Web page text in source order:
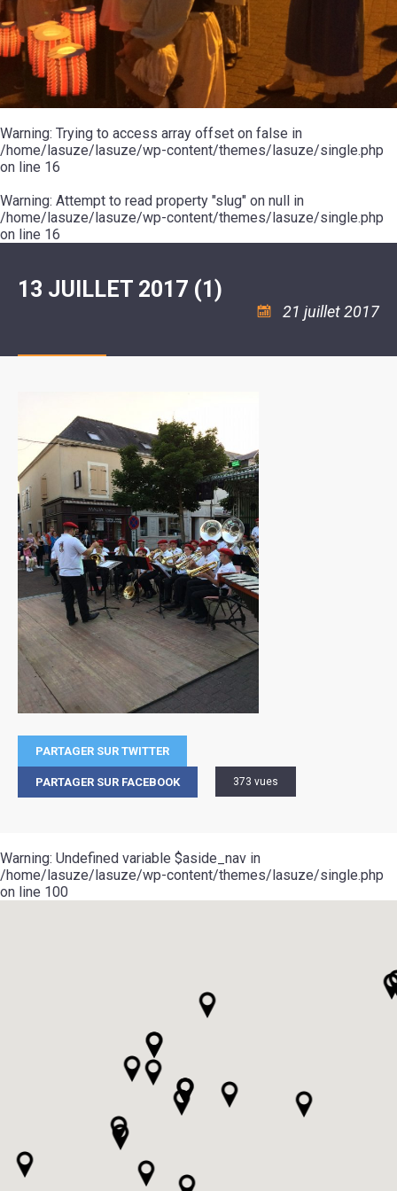
20ÈME
SIÈCLE
RÉUNIONS
DU
CONSEIL
MUNICIPAL
ARRÊTÉS
DÉCISIONS
DU
MAIRE
MOT
DE
LA
MINORITÉ
LES
ÉCOLES
/
LE
COLLÈGE
ESPACE
JEUNES
11
18
:
ASSOCIATION
COULÉE
DOUCE
ENVIRONNEMENT
L'EAU
ET
L'ASSAINISSEMENT
LA
RÉSIDENCE
AUTONOMIE
LE
CCAS
LA
POLICE
SÉCURITÉ
/
RISQUES
MAJEURS
DE
MUSIQUE
L'ÉCOLE
COMMUNAUTAIRE
DE
DANSE
LA
PISCINE
ASSOCIATIONS
VOIE
VERTE
VISITES
ET
DÉCOUVERTES
RANDONNÉES
LE
POUR
CAMPING-
CARS
TENTES
CARAVANES
LA
HALTE
FLUVIALE
LA
SUZE
Warning: Trying to access array offset on false in
/home/lasuze/lasuze/wp-content/themes/lasuze/single.php
on line 16
Warning: Attempt to read property "slug" on null in
/home/lasuze/lasuze/wp-content/themes/lasuze/single.php
on line 16
13 JUILLET 2017 (1)
21 juillet 2017
PARTAGER SUR TWITTER
PARTAGER SUR FACEBOOK 373 vues
Warning: Undefined variable $aside_nav in
/home/lasuze/lasuze/wp-content/themes/lasuze/single.php
on line 100